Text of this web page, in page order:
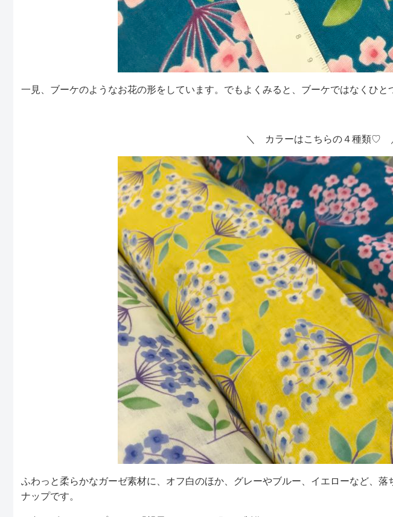
一見、ブーケのようなお花の形をしています。でもよくみると、ブーケではなくひ
＼ カラーはこちらの４種類♡
ふわっと柔らかなガーゼ素材に、オフ白のほか、グレーやブルー、イエローなど、
ナップです。